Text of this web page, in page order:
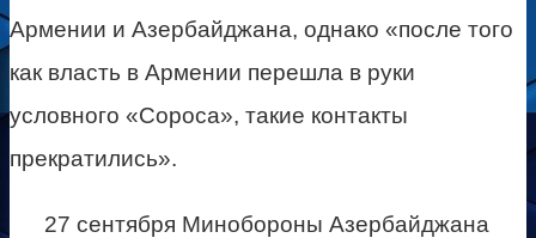
Армении и Азербайджана, однако «после того
как власть в Армении перешла в руки
условного «Сороса», такие контакты
прекратились».
27 сентября Минобороны Азербайджана